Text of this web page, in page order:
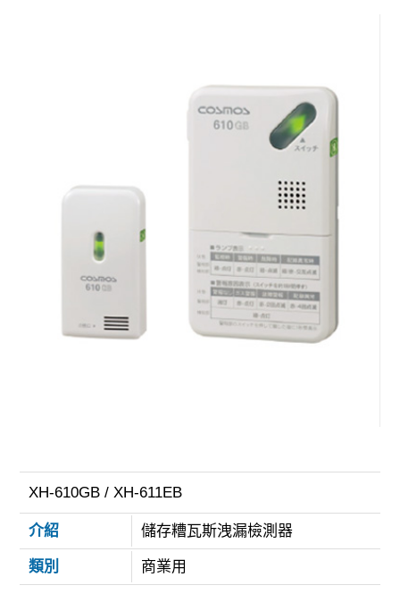
XH-610GB / XH-611EB
介紹 儲存糟瓦斯洩漏檢測器
類別 商業用